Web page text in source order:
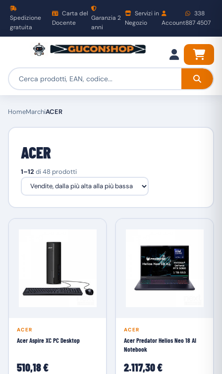
Spedizione
gratuita
Carta del
Docente
Garanzia 2
anni
Servizi in
Negozio
Account
338
887 4507
HomeMarchiACER
ACER
1–12 di 48 prodotti
ACER
Acer Aspire XC PC Desktop
510,18 €
ACER
Acer Predator Helios Neo 18 AI
Notebook
2.117,30 €